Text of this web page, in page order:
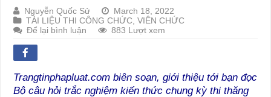
Nguyễn Quốc Sử
March 18, 2022
TÀI LIỆU THI CÔNG CHỨC, VIÊN CHỨC
Để lại bình luận
883 Lượt xem
Trangtinphapluat.com biên soạn, giới thiệu tới bạn đọc
Bộ câu hỏi trắc nghiệm kiến thức chung kỳ thi thăng